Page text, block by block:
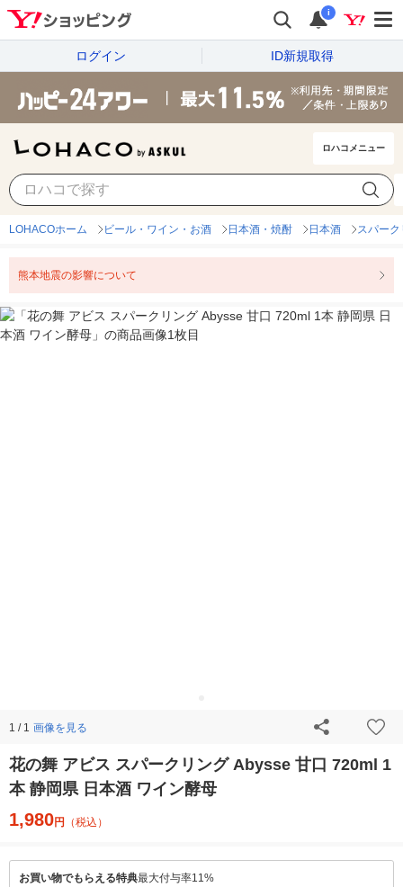
i
ログイン ID新規取得
ロハコメニュー
LOHACOホーム ビール・ワイン・お酒 日本酒・焼酎 日本酒 スパー
熊本地震の影響について
1 / 1 画像を見る
花の舞 アビス スパークリング Abysse 甘口 720ml 1
本 静岡県 日本酒 ワイン酵母
1,980円 （税込）
お買い物でもらえる特典最大付与率11%